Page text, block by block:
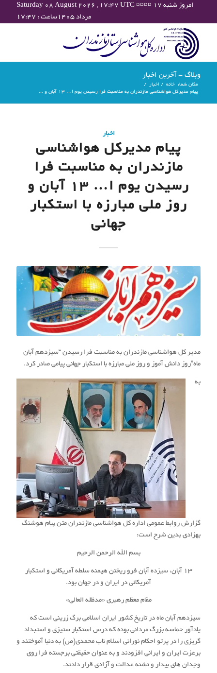
Saturday 08 August 2026 , 17:47 UTC ¤¤¤¤ امروز شنبه ۱۷
مرداد ۱۴۰۵ساعت : ۱۷:۴۷
وبلاگ - آخرین اخبار
مکان شما: خانه / اخبار
/
پیام مدیرکل هواشناسی مازندران به مناسبت فرا رسیدن یوم ا… ۱۳ آبان و ...
اخبار
پیام مدیرکل هواشناسی
مازندران به مناسبت فرا
رسیدن یوم ا… ۱۳ آبان و
روز ملی مبارزه با استکبار
جهانی
مدیر کل هواشناسی مازندران به مناسبت فرا رسیدن “سیزدهم آبان
ماه”روز دانش آموز و روز ملی مبارزه با استکبار جهانی پیامی صادر کرد.
به
گزارش روابط عمومی اداره کل هواشناسی مازندران متن پیام هوشنگ
بهزادی بدین شرح است:
بسم الله الرحمن الرحیم
۱۳ آبان، سیزده آبان فرو ریختن هیمنه‏ سلطه‏ آمریکائی و استکبار
آمریکائی در ایران و در جهان بود.
مقام معظم رهبری «مدظله العالی»
سیزدهم آبان ماه در تاریخ کشور ایران اسلامی برگ زرینی است که
یادآور حماسه بزرگ مردانی بوده که درس استکبار ستیزی و استبداد
گریزی را در پرتو احکام نورانی اسلام ناب محمدی(ص) به دنیا آموختند و
برعزت ایران و ایرانی افزودند و به عنوان حقیقتی برجسته فرا روی
وجدان های بیدار و تشنه عدالت و آزادی قرار دادند.